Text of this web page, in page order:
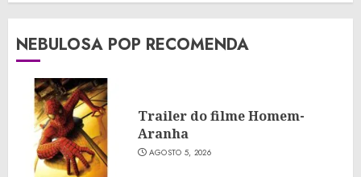
NEBULOSA POP RECOMENDA
Trailer do filme Homem-
Aranha
AGOSTO 5, 2026